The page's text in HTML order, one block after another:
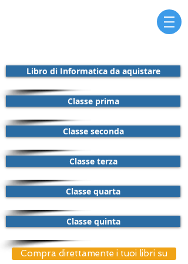
Libro di Informatica da aquistare
Classe prima
Classe seconda
Classe terza
Classe quarta
Classe quinta
Compra direttamente i tuoi libri su